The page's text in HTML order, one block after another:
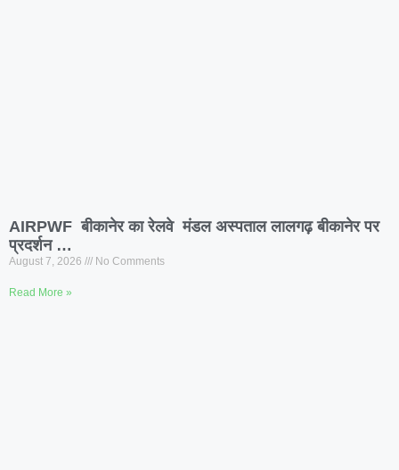
AIRPWF बीकानेर का रेलवे मंडल अस्पताल लालगढ़ बीकानेर पर
प्रदर्शन …
August 7, 2026 No Comments
Read More »